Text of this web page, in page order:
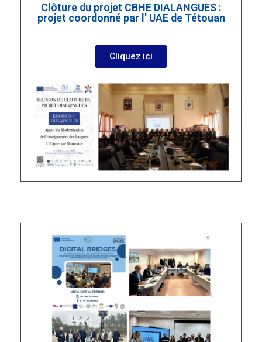
Clôture du projet CBHE DIALANGUES :
projet coordonné par l' UAE de Tétouan
Cliquez ici